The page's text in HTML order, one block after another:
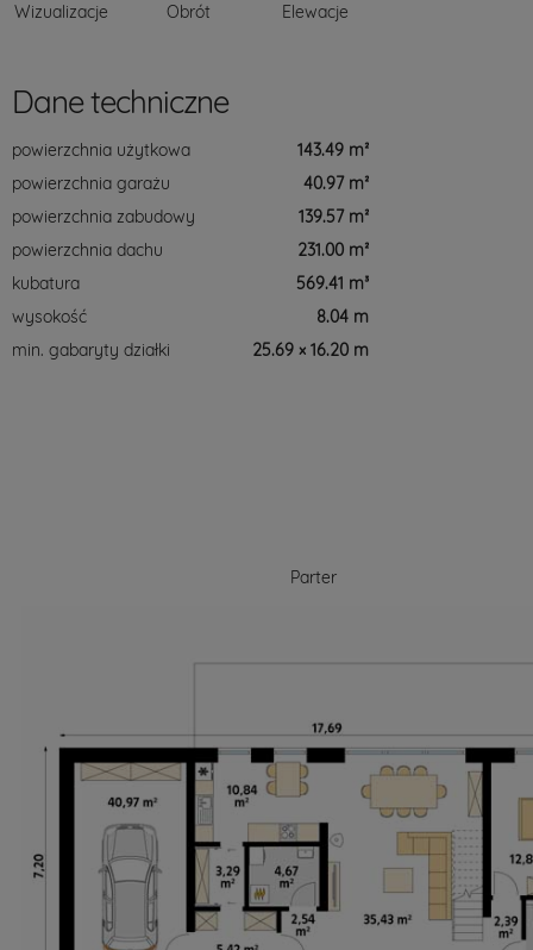
Wizualizacje Obrót Elewacje
Dane techniczne
powierzchnia użytkowa
143.49 m²
powierzchnia garażu
40.97 m²
powierzchnia zabudowy
139.57 m²
powierzchnia dachu
231.00 m²
kubatura
569.41 m³
wysokość
8.04 m
min. gabaryty działki
25.69 × 16.20 m
Parter